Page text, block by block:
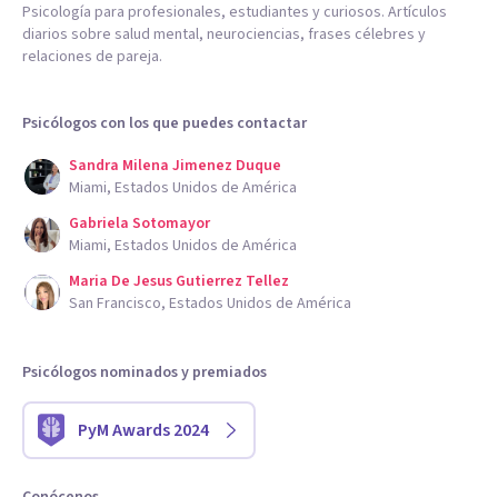
Psicología para profesionales, estudiantes y curiosos. Artículos
diarios sobre salud mental, neurociencias, frases célebres y
relaciones de pareja.
Psicólogos con los que puedes contactar
Sandra Milena Jimenez Duque
Miami, Estados Unidos de América
Gabriela Sotomayor
Miami, Estados Unidos de América
Maria De Jesus Gutierrez Tellez
San Francisco, Estados Unidos de América
Psicólogos nominados y premiados
PyM Awards 2024